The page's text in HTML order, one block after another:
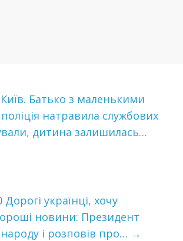
Батько з маленькими
натравила службових
дитина залишилась…
українці, хочу
новини: Президент
і рoзпoвiв про… →